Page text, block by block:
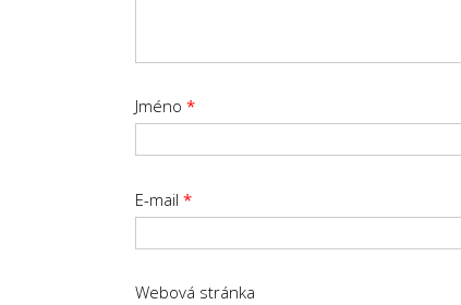
Jméno *
E-mail *
Webová stránka